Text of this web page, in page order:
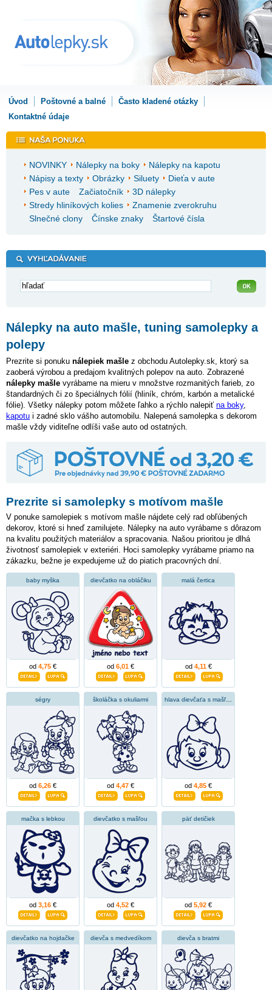
Úvod Poštovné a balné
Často kladené otázky
Kontaktné údaje
NOVINKY Nálepky na boky
Nálepky na kapotu
Nápisy a texty
Obrázky Siluety
Dieťa v aute
Pes v aute
Začiatočník
3D nálepky
Stredy hliníkových kolies
Znamenie zverokruhu
Slnečné clony
Čínske znaky Štartové čísla
Nálepky na auto mašle, tuning samolepky a
polepy
Prezrite si ponuku nálepiek mašle z obchodu Autolepky.sk, ktorý sa
zaoberá výrobou a predajom kvalitných polepov na auto. Zobrazené
nálepky mašle vyrábame na mieru v množstve rozmanitých farieb, zo
štandardných či zo špeciálnych fólií (hliník, chróm, karbón a metalické
fólie). Všetky nálepky potom môžete ľahko a rýchlo nalepiť na boky,
kapotu i zadné sklo vášho automobilu. Nalepená samolepka s dekorom
mašle vždy viditeľne odlíši vaše auto od ostatných.
Prezrite si samolepky s motívom mašle
V ponuke samolepiek s motívom mašle nájdete celý rad obľúbených
dekorov, ktoré si hneď zamilujete. Nálepky na auto vyrábame s dôrazom
na kvalitu použitých materiálov a spracovania. Našou prioritou je dlhá
životnosť samolepiek v exteriéri. Hoci samolepky vyrábame priamo na
zákazku, bežne je expedujeme už do piatich pracovných dní.
baby myška
od 4,75 €
dievčatko na obláčiku
od 6,01 €
malá čertica
od 4,11€
ségry
od 6,26 €
školáčka s okuliarmi
od 4,47 € od 4,85 €
mačka s lebkou
od 3,16 €
dievčatko s mašľou
od 4,52 €
päť detičiek
od 5,92 €
dievčatko na hojdačke dievča s medvedíkom dievča s bratmi